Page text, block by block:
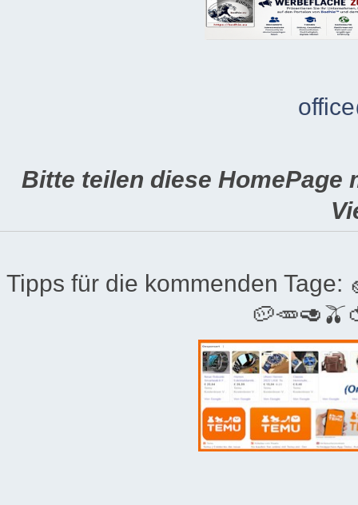
Bitte teilen diese HomePage
Tipps für die kommenden